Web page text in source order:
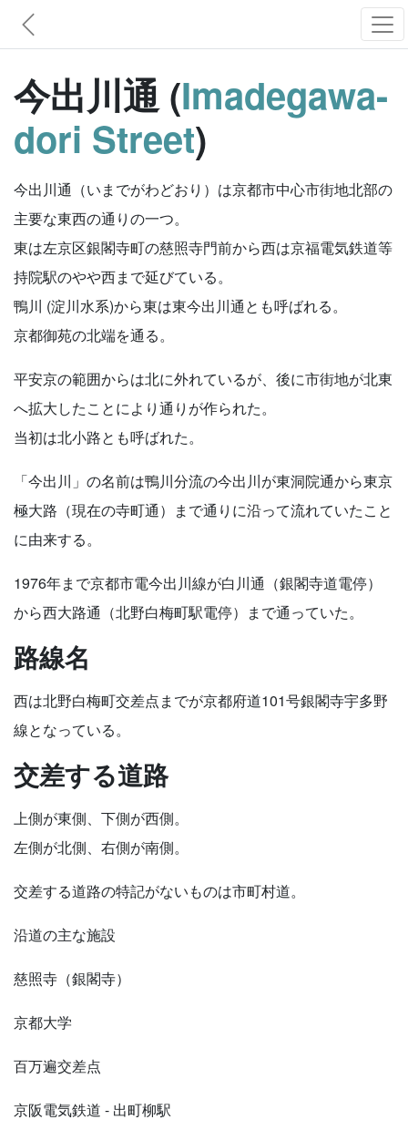
今出川通 (Imadegawa-
dori Street)
今出川通（いまでがわどおり）は京都市中心市街地北部の
主要な東西の通りの一つ。
東は左京区銀閣寺町の慈照寺門前から西は京福電気鉄道等
持院駅のやや西まで延びている。
鴨川 (淀川水系)から東は東今出川通とも呼ばれる。
京都御苑の北端を通る。
平安京の範囲からは北に外れているが、後に市街地が北東
へ拡大したことにより通りが作られた。
当初は北小路とも呼ばれた。
「今出川」の名前は鴨川分流の今出川が東洞院通から東京
極大路（現在の寺町通）まで通りに沿って流れていたこと
に由来する。
1976年まで京都市電今出川線が白川通（銀閣寺道電停）
から西大路通（北野白梅町駅電停）まで通っていた。
路線名
西は北野白梅町交差点までが京都府道101号銀閣寺宇多野
線となっている。
交差する道路
上側が東側、下側が西側。
左側が北側、右側が南側。
交差する道路の特記がないものは市町村道。
沿道の主な施設
慈照寺（銀閣寺）
京都大学
百万遍交差点
京阪電気鉄道 - 出町柳駅